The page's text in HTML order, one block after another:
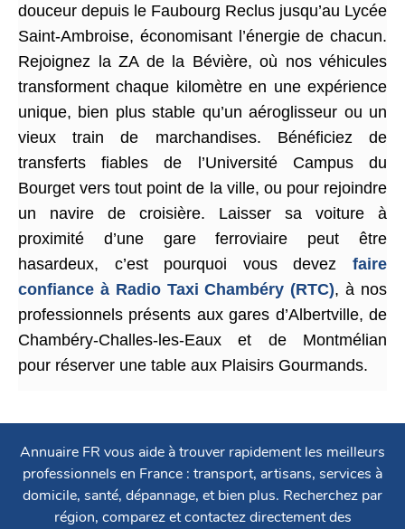
douceur depuis le Faubourg Reclus jusqu’au Lycée
Saint-Ambroise, économisant l’énergie de chacun.
Rejoignez la ZA de la Bévière, où nos véhicules
transforment chaque kilomètre en une expérience
unique, bien plus stable qu’un aéroglisseur ou un
vieux train de marchandises. Bénéficiez de
transferts fiables de l’Université Campus du
Bourget vers tout point de la ville, ou pour rejoindre
un navire de croisière. Laisser sa voiture à
proximité d’une gare ferroviaire peut être
hasardeux, c’est pourquoi vous devez faire
confiance à Radio Taxi Chambéry (RTC), à nos
professionnels présents aux gares d’Albertville, de
Chambéry-Challes-les-Eaux et de Montmélian
pour réserver une table aux Plaisirs Gourmands.
Annuaire FR vous aide à trouver rapidement les meilleurs
professionnels en France : transport, artisans, services à
domicile, santé, dépannage, et bien plus. Recherchez par
région, comparez et contactez directement des